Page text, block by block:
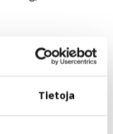
Tietoja
Venäjä –